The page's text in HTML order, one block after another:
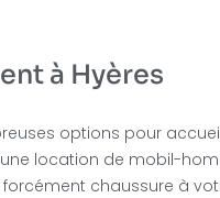
à Hyères
options pour
location de mobil-
chaussure à